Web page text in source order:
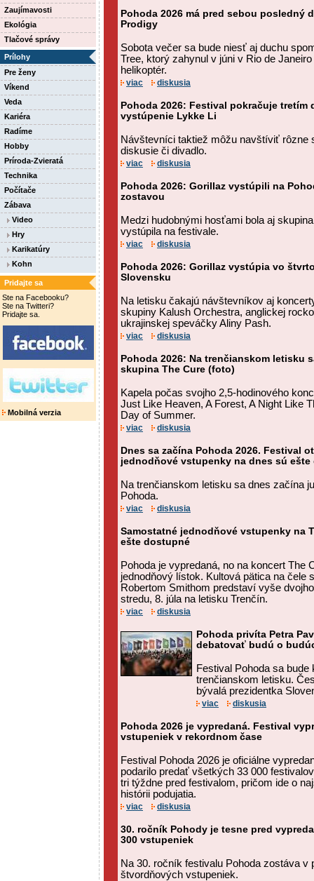
Zaujímavosti
Ekológia
Tlačové správy
Prílohy
Pre ženy
Víkend
Veda
Kariéra
Radíme
Hobby
Príroda-Zvieratá
Technika
Počítače
Zábava
Video
Hry
Karikatúry
Kohn
Pridajte sa
Ste na Facebooku?
Ste na Twitteri?
Pridajte sa.
Mobilná verzia
Pohoda 2026 má pred sebou posledný
Prodigy
Sobota večer sa bude niesť aj duchu
Tree, ktorý zahynul v júni v Rio de
helikoptér.
viac diskusia
Pohoda 2026: Festival pokračuje tretím
vystúpenie Lykke Li
Návštevníci taktiež môžu navštíviť rôzne
diskusie či divadlo.
viac diskusia
Pohoda 2026: Gorillaz vystúpili na
zostavou
Medzi hudobnými hosťami bola aj
vystúpila na festivale.
viac diskusia
Pohoda 2026: Gorillaz vystúpia vo
Slovensku
Na letisku čakajú návštevníkov aj
skupiny Kalush Orchestra, anglickej
ukrajinskej speváčky Aliny Pash.
viac diskusia
Pohoda 2026: Na trenčianskom letisku
skupina The Cure (foto)
Kapela počas svojho 2,5-hodinového
Just Like Heaven, A Forest, A Night Like
Day of Summer.
viac diskusia
Dnes sa začína Pohoda 2026. Festival
jednodňové vstupenky na dnes sú ešte
Na trenčianskom letisku sa dnes začína
Pohoda.
viac diskusia
Samostatné jednodňové vstupenky na
ešte dostupné
Pohoda je vypredaná, no na koncert The
jednodňový lístok. Kultová pätica na čele
Robertom Smithom predstaví vyše
stredu, 8. júla na letisku Trenčín.
viac diskusia
Pohoda privíta Petra
debatovať budú o
Festival Pohoda sa bude
trenčianskom letisku.
bývalá prezidentka
viac diskusia
Pohoda 2026 je vypredaná. Festival
vstupeniek v rekordnom čase
Festival Pohoda 2026 je oficiálne
podarilo predať všetkých 33 000
tri týždne pred festivalom, pričom ide o
histórii podujatia.
viac diskusia
30. ročník Pohody je tesne pred
300 vstupeniek
Na 30. ročník festivalu Pohoda zostáva v
štvordňových vstupeniek.